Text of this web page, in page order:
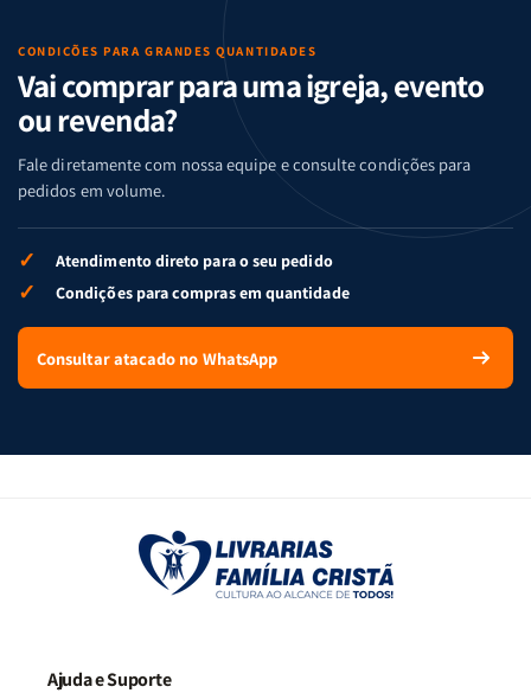
CONDIÇÕES PARA GRANDES QUANTIDADES
Vai comprar para uma igreja, evento
ou revenda?
Fale diretamente com nossa equipe e consulte condições para
pedidos em volume.
✓ Atendimento direto para o seu pedido
✓ Condições para compras em quantidade
Consultar atacado no WhatsApp
Ajuda e Suporte